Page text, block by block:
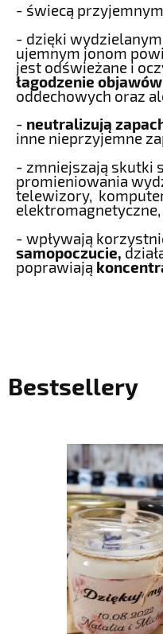
- świecą
- dzięki
ujemnym jonom
jest odświeżane i
łagodzenie
oddechowych oraz
- neutralizują
inne nieprzyjemne
- zmniejszają skutki
promieniowania
telewizory,
elektromagnetyczne,
- wpływają
samopoczucie,
poprawiają
Bestsellery